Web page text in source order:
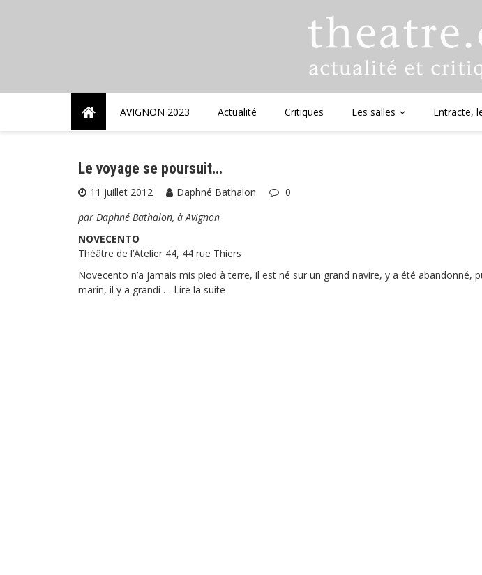
AVIGNON 2023 Actualité Critiques Les salles Entracte,
Le voyage se poursuit…
11 juillet 2012 Daphné Bathalon
0
par Daphné Bathalon, à Avignon
NOVECENTO
Théâtre de l’Atelier 44, 44 rue Thiers
Novecento n’a jamais mis pied à terre, il est né sur un grand navire, y a été abandonné,
marin, il y a grandi … Lire la suite